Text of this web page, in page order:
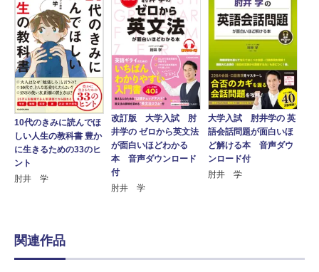
10代のきみに読んでほ
しい人生の教科書 豊か
に生きるための33のヒ
ント
肘井 学
改訂版 大学入試 肘
井学の ゼロから英文法
が面白いほどわかる
本 音声ダウンロード
付
肘井 学
大学入試 肘井学の 英
語会話問題が面白いほ
ど解ける本 音声ダウ
ンロード付
肘井 学
関連作品